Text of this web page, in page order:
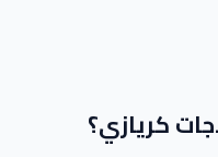
كريازي؟